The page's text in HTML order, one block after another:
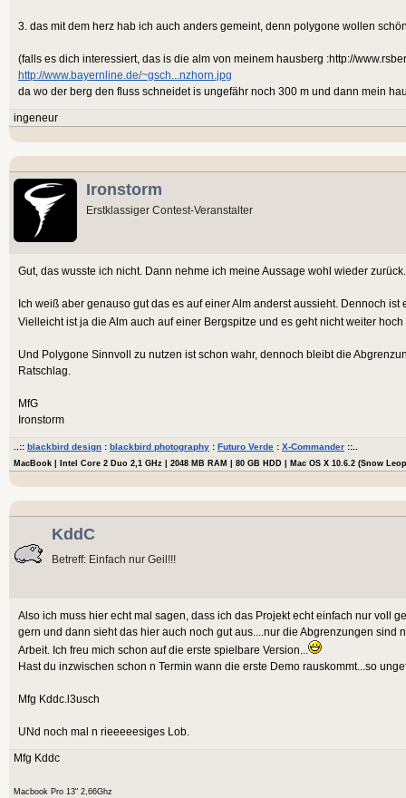
3. das mit dem herz hab ich auch anders gemeint, denn polygone wollen
(falls es dich interessiert, das is die alm von meinem hausberg :http://
http://www.bayernline.de/~gsch...nzhorn.jpg
da wo der berg den fluss schneidet is ungefähr noch 300 m und dann mein
ingeneur
Ironstorm
Erstklassiger Contest-Veranstalter
Gut, das wusste ich nicht. Dann nehme ich meine Aussage wohl wieder zurück.
Ich weiß aber genauso gut das es auf einer Alm anderst aussieht. Dennoch
Vielleicht ist ja die Alm auch auf einer Bergspitze und es geht nicht weiter hoch
Und Polygone Sinnvoll zu nutzen ist schon wahr, dennoch bleibt die
Ratschlag.
MfG
Ironstorm
..:: blackbird design : blackbird photography : Futuro Verde : X-Commander ::..
MacBook | Intel Core 2 Duo 2,1 GHz | 2048 MB RAM | 80 GB HDD | Mac OS X 10.6.2 (Snow
KddC
Betreff: Einfach nur Geil!!!
Also ich muss hier echt mal sagen, dass ich das Projekt echt einfach nur voll
gern und dann sieht das hier auch noch gut aus....nur die Abgrenzungen sind
Arbeit. Ich freu mich schon auf die erste spielbare Version...
Hast du inzwischen schon n Termin wann die erste Demo rauskommt...so
Mfg Kddc.l3usch
UNd noch mal n rieeeeesiges Lob.
Mfg Kddc
Macbook Pro 13" 2,66Ghz